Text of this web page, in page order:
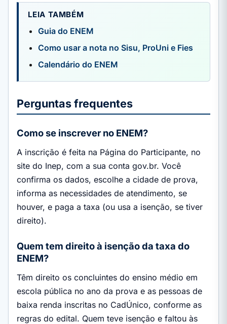
LEIA TAMBÉM
Guia do ENEM
Como usar a nota no Sisu, ProUni e Fies
Calendário do ENEM
Perguntas frequentes
Como se inscrever no ENEM?
A inscrição é feita na Página do Participante, no
site do Inep, com a sua conta gov.br. Você
confirma os dados, escolhe a cidade de prova,
informa as necessidades de atendimento, se
houver, e paga a taxa (ou usa a isenção, se tiver
direito).
Quem tem direito à isenção da taxa do
ENEM?
Têm direito os concluintes do ensino médio em
escola pública no ano da prova e as pessoas de
baixa renda inscritas no CadÚnico, conforme as
regras do edital. Quem teve isenção e faltou às